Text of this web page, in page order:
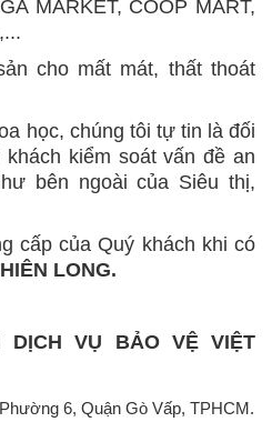
MARKET, COOP MART,
cho mất mát, thất thoát
học, chúng tôi tự tin là đối
kiểm soát vấn đề an
bên ngoài của Siêu thị,
cấp của Quý khách khi có
LONG.
DỊCH VỤ BẢO VỆ VIỆT
6, Quận Gò Vấp, TPHCM.